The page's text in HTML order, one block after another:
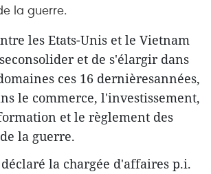
la guerre.
les Etats-Unis et le Vietnam
et de s'élargir dans
ces 16 dernièresannées,
le commerce, l'investissement,
et le règlement des
la guerre.
la chargée d'affaires p.i.